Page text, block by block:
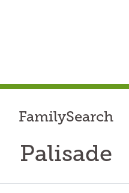
FamilySearch
Palisade